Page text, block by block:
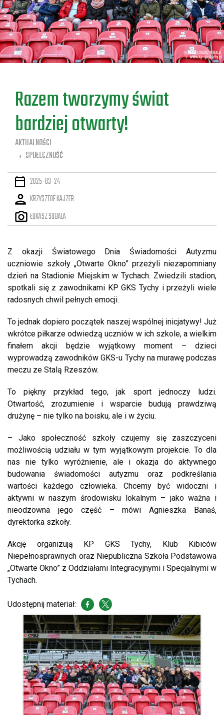
a
Razem tworzymy świat
bardziej otwarty!
AKTUALNOŚCI
SPOŁECZNOŚĆ
2025-03-24
KRZYSZTOF KAJZER
ŁUKASZ SOBALA
Z okazji Światowego Dnia Świadomości Autyzmu
uczniowie szkoły „Otwarte Okno” przeżyli niezapomniany
dzień na Stadionie Miejskim w Tychach. Zwiedzili stadion,
spotkali się z zawodnikami KP GKS Tychy i przeżyli wiele
radosnych chwil pełnych emocji.
To jednak dopiero początek naszej wspólnej inicjatywy! Już
wkrótce piłkarze odwiedzą uczniów w ich szkole, a wielkim
finałem akcji będzie wyjątkowy moment – dzieci
wyprowadzą zawodników GKS-u Tychy na murawę podczas
meczu ze Stalą Rzeszów.
To piękny przykład tego, jak sport jednoczy ludzi.
Otwartość, zrozumienie i wsparcie budują prawdziwą
drużynę – nie tylko na boisku, ale i w życiu.
– Jako społeczność szkoły czujemy się zaszczyceni
możliwością udziału w tym wyjątkowym projekcie. To dla
nas nie tylko wyróżnienie, ale i okazja do aktywnego
budowania świadomości autyzmu oraz podkreślania
wartości każdego człowieka. Chcemy być widoczni i
aktywni w naszym środowisku lokalnym – jako ważna i
nieodzowna jego część – mówi Agnieszka Banaś,
dyrektorka szkoły.
Akcję organizują KP GKS Tychy, Klub Kibiców
Niepełnosprawnych oraz Niepubliczna Szkoła Podstawowa
„Otwarte Okno” z Oddziałami Integracyjnymi i Specjalnymi w
Tychach.
Udostępnij materiał: